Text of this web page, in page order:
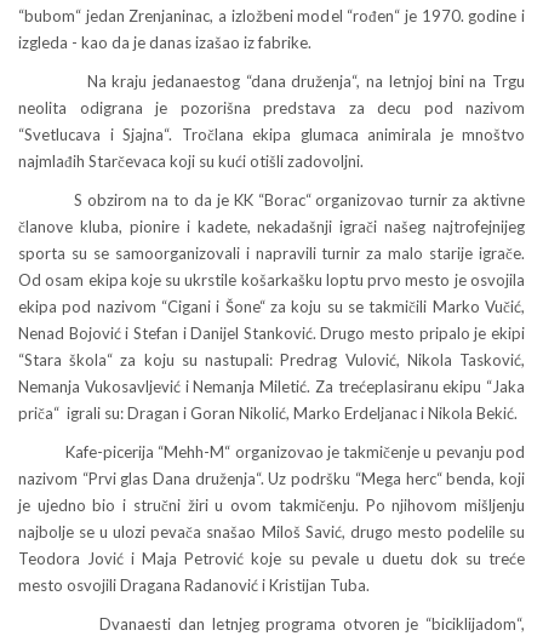
“bubom“ jedan Zrenjaninac, a izložbeni model “rođen“ je 1970. godine i
izgleda - kao da je danas izašao iz fabrike.
Na kraju jedanaestog “dana druženja“, na letnjoj bini na Trgu
neolita odigrana je pozorišna predstava za decu pod nazivom
“Svetlucava i Sjajna“. Tročlana ekipa glumaca animirala je mnoštvo
najmlađih Starčevaca koji su kući otišli zadovoljni.
S obzirom na to da je KK “Borac“ organizovao turnir za aktivne
članove kluba, pionire i kadete, nekadašnji igrači našeg najtrofejnijeg
sporta su se samoorganizovali i napravili turnir za malo starije igrače.
Od osam ekipa koje su ukrstile košarkašku loptu prvo mesto je osvojila
ekipa pod nazivom “Cigani i Šone“ za koju su se takmičili Marko Vučić,
Nenad Bojović i Stefan i Danijel Stanković. Drugo mesto pripalo je ekipi
“Stara škola“ za koju su nastupali: Predrag Vulović, Nikola Tasković,
Nemanja Vukosavljević i Nemanja Miletić. Za trećeplasiranu ekipu “Jaka
priča“ igrali su: Dragan i Goran Nikolić, Marko Erdeljanac i Nikola Bekić.
Kafe-picerija “Mehh-M“ organizovao je takmičenje u pevanju pod
nazivom “Prvi glas Dana druženja“. Uz podršku “Mega herc“ benda, koji
je ujedno bio i stručni žiri u ovom takmičenju. Po njihovom mišljenju
najbolje se u ulozi pevača snašao Miloš Savić, drugo mesto podelile su
Teodora Jović i Maja Petrović koje su pevale u duetu dok su treće
mesto osvojili Dragana Radanović i Kristijan Tuba.
Dvanaesti dan letnjeg programa otvoren je “biciklijadom“,